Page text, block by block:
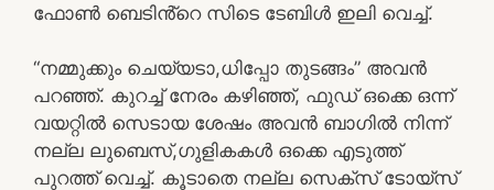
ഫോൺ ബെടിൻ്റെ സിടെ ടേബിൾ ഇലി വെച്ച്.
“നമ്മുക്കും ചെയ്യടാ,ധിപ്പോ തുടങ്ങം” അവൻ
പറഞ്ഞ്. കുറച്ച് നേരം കഴിഞ്ഞ്, ഫുഡ് ഒക്കെ ഒന്ന്
വയറ്റിൽ സെടായ ശേഷം അവൻ ബാഗിൽ നിന്ന്
നല്ല ലുബെസ്,ഗുളികകൾ ഒക്കെ എടുത്ത്
പുറത്ത് വെച്ച്. കൂടാതെ നല്ല സെക്സ് ടോയ്സ്